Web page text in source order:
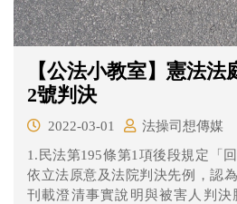
【公法小教室】憲法法
2號判決
2022-03-01
法操司想傳媒
1.民法第195條第1項後段規定「
依立法原意及法院判決先例，認
刊載澄清事實說明與被害人判決